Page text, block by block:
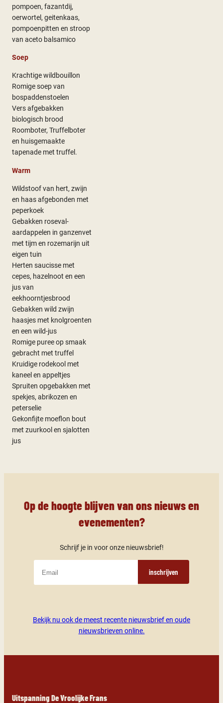
pompoen, fazantdij,
oerwortel, geitenkaas,
pompoenpitten en stroop
van aceto balsamico
Soep
Krachtige wildbouillon
Romige soep van
bospaddenstoelen
Vers afgebakken
biologisch brood
Roomboter, Truffelboter
en huisgemaakte
tapenade met truffel.
Warm
Wildstoof van hert, zwijn
en haas afgebonden met
peperkoek
Gebakken roseval-
aardappelen in ganzenvet
met tijm en rozemarijn uit
eigen tuin
Herten saucisse met
cepes, hazelnoot en een
jus van
eekhoorntjesbrood
Gebakken wild zwijn
haasjes met knolgroenten
en een wild-jus
Romige puree op smaak
gebracht met truffel
Kruidige rodekool met
kaneel en appeltjes
Spruiten opgebakken met
spekjes, abrikozen en
peterselie
Gekonfijte moeflon bout
met zuurkool en sjalotten
jus
Op de hoogte blijven van ons nieuws en
evenementen?
Schrijf je in voor onze nieuwsbrief!
inschrijven
Bekijk nu ook de meest recente nieuwsbrief en oude
nieuwsbrieven online.
Uitspanning De Vroolijke Frans